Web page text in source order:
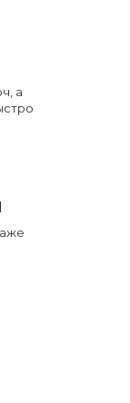
а